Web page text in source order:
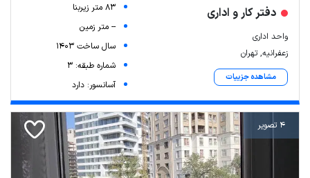
دفتر کار و اداری
واحد اداری
زعفرانیه, تهران
مشاهده جزییات
83 متر زیربنا
-- متر زمین
سال ساخت 1403
شماره طبقه: 3
آسانسور: دارد
4 تصویر